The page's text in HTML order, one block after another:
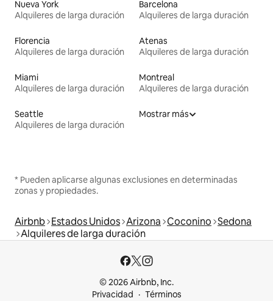
Nueva York
Alquileres de larga duración
Barcelona
Alquileres de larga duración
Florencia
Alquileres de larga duración
Atenas
Alquileres de larga duración
Miami
Alquileres de larga duración
Montreal
Alquileres de larga duración
Seattle
Alquileres de larga duración
Mostrar más
* Pueden aplicarse algunas exclusiones en determinadas
zonas y propiedades.
Airbnb Estados Unidos Arizona Coconino Sedona
Alquileres de larga duración
© 2026 Airbnb, Inc.
Privacidad
Términos